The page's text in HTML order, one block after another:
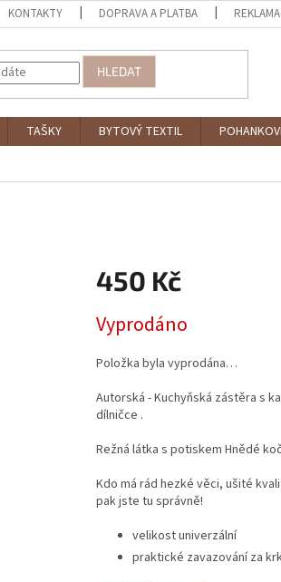
KONTAKTY DOPRAVA A PLATBA
HLEDAT
TAŠKY BYTOVÝ TEXTIL
450 Kč
cena:
Vyprodáno
Položka byla vyprodána…
Autorská - Kuchyňská zástěra s
dílničce .
Režná látka s potiskem Hnědé
Kdo má rád hezké věci, ušité
pak jste tu správně!
velikost univerzální
praktické zavazování za